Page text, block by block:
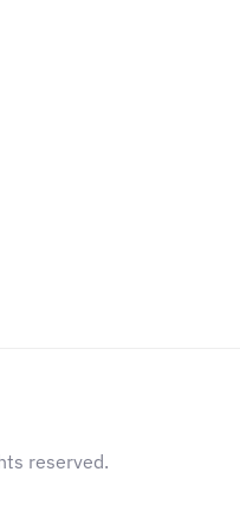
reserved.